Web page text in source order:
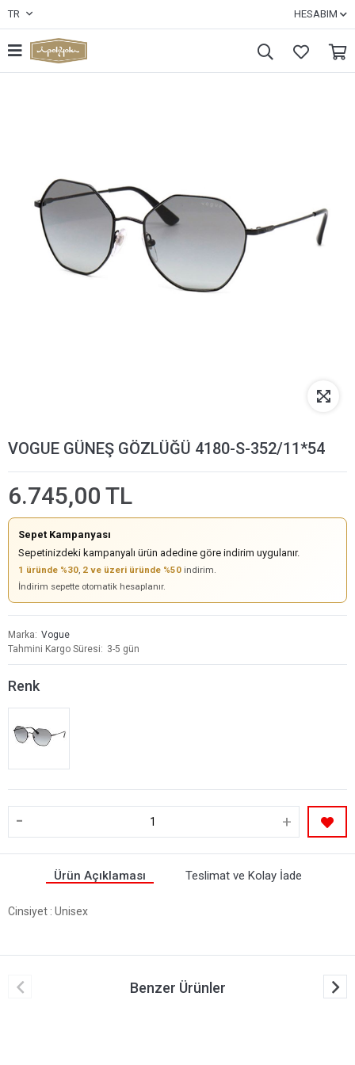
TR HESABIM
VOGUE GÜNEŞ GÖZLÜĞÜ 4180-S-352/11*54
6.745,00 TL
Sepet Kampanyası
Sepetinizdeki kampanyalı ürün adedine göre indirim uygulanır.
1 üründe %30, 2 ve üzeri üründe %50 indirim.
İndirim sepette otomatik hesaplanır.
Marka
Vogue
Tahmini Kargo Süresi
3-5 gün
Renk
- +
Ürün Açıklaması Teslimat ve Kolay İade
Cinsiyet : Unisex
Benzer Ürünler